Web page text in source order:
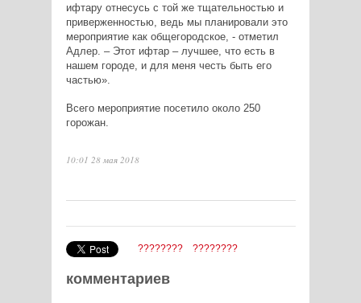
ифтару отнесусь с той же тщательностью и
приверженностью, ведь мы планировали это
мероприятие как общегородское, - отметил
Адлер. – Этот ифтар – лучшее, что есть в
нашем городе, и для меня честь быть его
частью».
Всего мероприятие посетило около 250
горожан.
10:01 28 мая 2018
???????? ????????
комментариев